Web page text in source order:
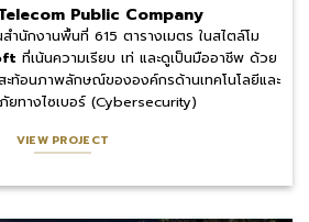
Public Company
ำนักงานพื้นที่ 615 ตารางเมตร ในสไตล์โม
ที่เน้นความเรียบ เท่ และดูเป็นมืออาชีพ ด้วย
ะท้อนภาพลักษณ์ขององค์กรด้านเทคโนโลยีและ
ยทางไซเบอร์ (Cybersecurity)
VIEW PROJECT